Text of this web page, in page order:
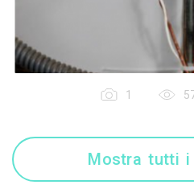
1
Mostra tutti